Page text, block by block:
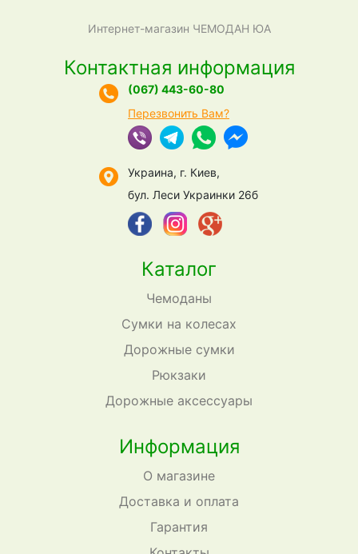
Интернет-магазин ЧЕМОДАН ЮА
Каталог
Чемоданы
Сумки на колесах
Дорожные сумки
Рюкзаки
Дорожные аксессуары
Информация
О магазине
Доставка и оплата
Гарантия
Контактная информация
(067) 443-60-80
Перезвонить Вам?
Украина, г. Киев,
бул. Леси Украинки 26б